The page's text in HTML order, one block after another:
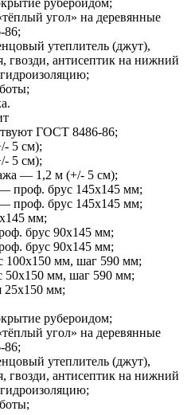
рубероидом;
угол» на деревянные
86;
утеплитель (джут),
гвозди, антисептик на нижний
ГОСТ 8486-86;
5 см);
5 см);
— 1,2 м (+/- 5 см);
проф. брус 145х145 мм;
проф. брус 145х145 мм;
мм;
брус 90х145 мм;
брус 90х145 мм;
100х150 мм, шаг 590 мм;
50х150 мм, шаг 590 мм;
25х150 мм;
рубероидом;
угол» на деревянные
86;
утеплитель (джут),
гвозди, антисептик на нижний